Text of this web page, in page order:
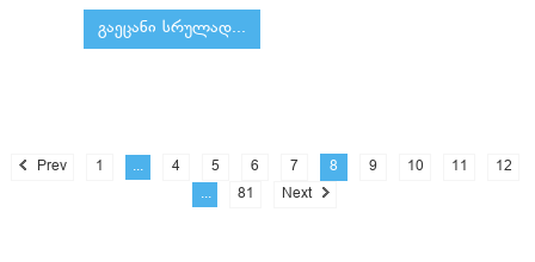
გაეცანი სრულად...
Prev 1 ... 4 5 6 7 8 9 10 11
12
...
81 Next